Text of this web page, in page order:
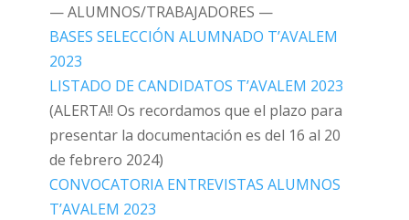
— ALUMNOS/TRABAJADORES —
BASES SELECCIÓN ALUMNADO T’AVALEM
2023
LISTADO DE CANDIDATOS T’AVALEM 2023
(ALERTA!! Os recordamos que el plazo para
presentar la documentación es del 16 al 20
de febrero 2024)
CONVOCATORIA ENTREVISTAS ALUMNOS
T’AVALEM 2023